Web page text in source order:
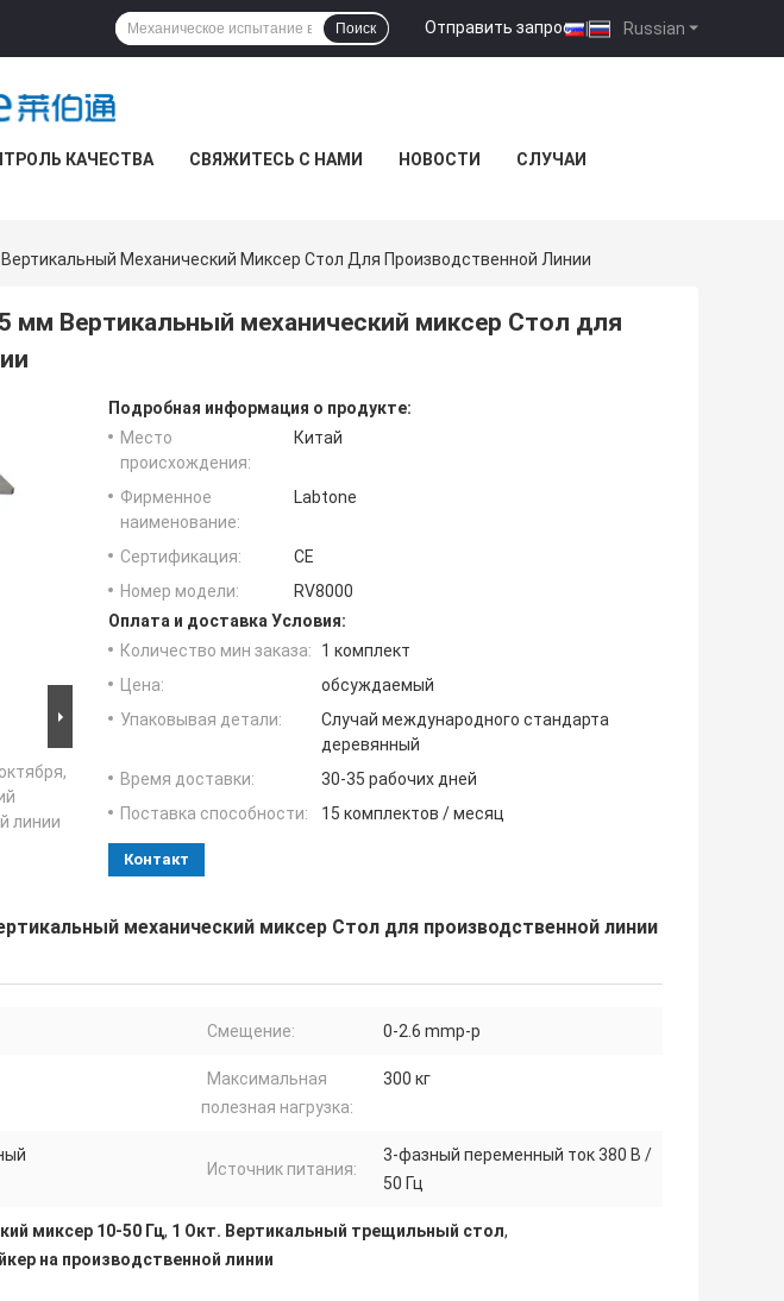
Russian
Отправить запрос |
Поиск
КАЧЕСТВА СВЯЖИТЕСЬ С НАМИ НОВОСТИ СЛУЧАИ
Механический Миксер Стол Для Производственной Линии
мм Вертикальный механический миксер Стол для
линии
Подробная информация о продукте:
Место
происхождения:
Китай
Фирменное
наименование:
Labtone
Сертификация:
CE
Номер модели:
RV8000
Оплата и доставка Условия:
Количество мин заказа:
1 комплект
Цена:
обсуждаемый
Упаковывая детали:
Случай международного стандарта
деревянный
Время доставки:
30-35 рабочих дней
Поставка способности:
15 комплектов / месяц
Контакт
механический миксер Стол для производственной линии
Смещение: 0-2.6 mmp-p
Максимальная
полезная нагрузка:
300 кг
Источник питания:
3-фазный переменный ток 380 В /
50 Гц
миксер 10-50 Гц, 1 Окт. Вертикальный трещильный стол,
на производственной линии